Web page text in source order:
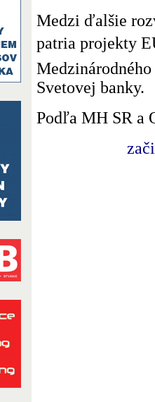
Medzi ďalšie
patria projekty
Svetovej banky.
Podľa MH SR a